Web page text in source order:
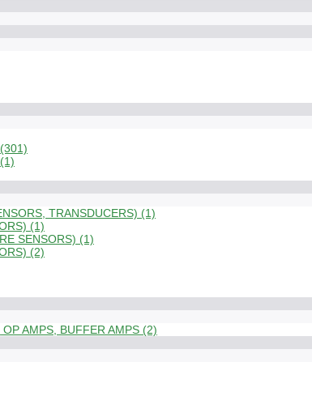
TRANSDUCERS) (1)
(1)
SENSORS) (1)
(2)
AMPS, BUFFER AMPS (2)